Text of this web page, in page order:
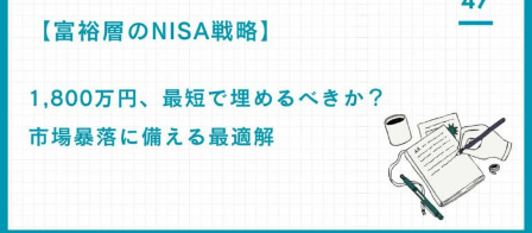
コラム
利用者の声
無料ご相談 ログイン